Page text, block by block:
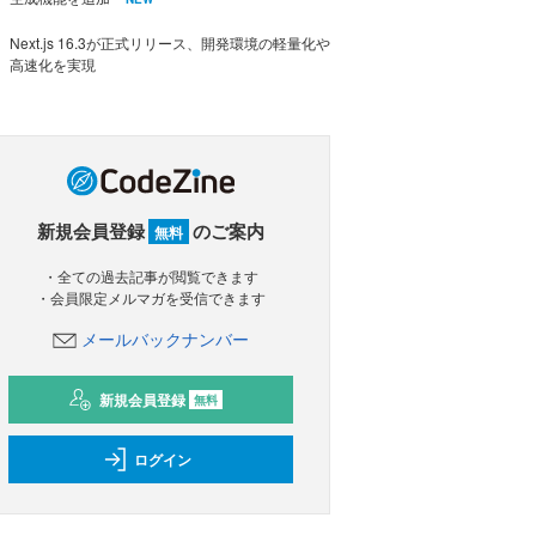
Next.js 16.3が正式リリース、開発環境の軽量化や
高速化を実現
新規会員登録 無料 のご案内
・全ての過去記事が閲覧できます
・会員限定メルマガを受信できます
メールバックナンバー
新規会員登録 無料
ログイン